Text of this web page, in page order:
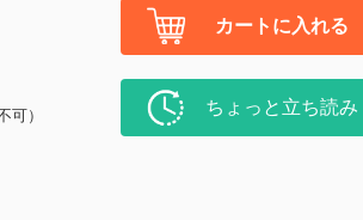
可）
カートに入れる
ちょっと立ち読み